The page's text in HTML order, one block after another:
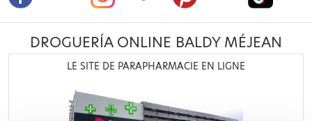
DROGUERÍA ONLINE BALDY MÉJEAN
LE SITE DE PARAPHARMACIE EN LIGNE